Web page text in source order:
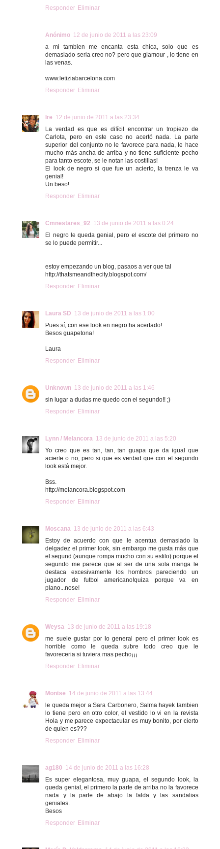
Responder Eliminar
Anónimo 12 de junio de 2011 a las 23:09
a mi tambien me encanta esta chica, solo que es
demasiado seria creo no? pero que glamour , lo tiene en
las venas.
www.letiziabarcelona.com
Responder Eliminar
Ire 12 de junio de 2011 a las 23:34
La verdad es que es difícil encontrar un tropiezo de
Carlota, pero en este caso no acertó nada. La parte
superior del conjunto no le favorece para nada, le hace
mucho más ancha de arriba y no tiene suficiente pecho
para tanto escote, se le notan las costillas!
El look de negro si que fue un acierto, la trenza le va
genial!
Un beso!
Responder Eliminar
Cmnestares_92 13 de junio de 2011 a las 0:24
El negro le queda genial, pero el escote del primero no
se lo puede permitir...
estoy empezando un blog, pasaos a ver que tal
http://thatsmeandthecity.blogspot.com/
Responder Eliminar
Laura SD 13 de junio de 2011 a las 1:00
Pues sí, con ese look en negro ha acertado!
Besos guapetona!
Laura
Responder Eliminar
Unknown 13 de junio de 2011 a las 1:46
sin lugar a dudas me quedo con el segundo!! ;)
Responder Eliminar
Lynn / Melancora 13 de junio de 2011 a las 5:20
Yo creo que es tan, tan, tan guapa que da igual que
acierte o no, pero si que es verdad que con el segundo
look está mejor.
Bss.
http://melancora.blogspot.com
Responder Eliminar
Moscana 13 de junio de 2011 a las 6:43
Estoy de acuerdo con que le acentua demasiado la
delgadez el primer look, sin embargo me gusta más que
el segund (aunque rompa mucho con su estilo) porque el
segundo me parece que al ser de una sola manga le
destaca excesivamente los hombros pareciendo un
jugador de futbol americano!quiza porque va en
plano...nose!
Responder Eliminar
Weysa 13 de junio de 2011 a las 19:18
me suele gustar por lo general pero el primer look es
horrible como le queda subre todo creo que le
favoreceria si tuviera mas pecho¡¡¡
Responder Eliminar
Montse 14 de junio de 2011 a las 13:44
le queda mejor a Sara Carbonero, Salma hayek tambien
lo tiene pero en otro color, el vestido lo vi en la revista
Hola y me parece expectacular es muy bonito, por cierto
de quien es???
Responder Eliminar
ag180 14 de junio de 2011 a las 16:28
Es super elegantosa, muy guapa, el segundo look, la
queda genial, el primero la parte de arriba no la favorece
nada y la parte de abajo la falda y las sandalias
geniales.
Besos
Responder Eliminar